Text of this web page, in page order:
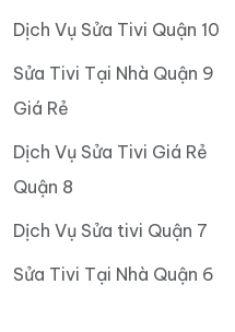
Dịch Vụ Sửa Tivi Quận 10
Sửa Tivi Tại Nhà Quận 9
Giá Rẻ
Dịch Vụ Sửa Tivi Giá Rẻ
Quận 8
Dịch Vụ Sửa tivi Quận 7
Sửa Tivi Tại Nhà Quận 6